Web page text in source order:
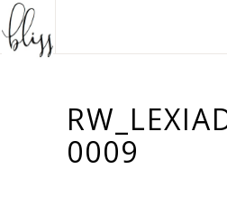
0009